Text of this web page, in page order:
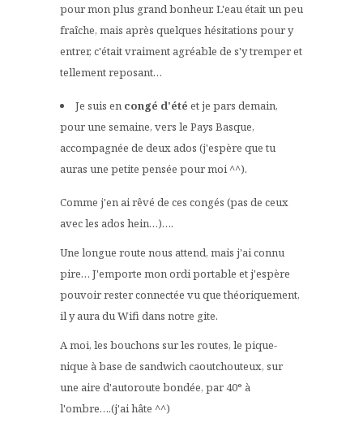
pour mon plus grand bonheur. L'eau était un peu
fraîche, mais après quelques hésitations pour y
entrer, c'était vraiment agréable de s'y tremper et
tellement reposant…
Je suis en congé d'été et je pars demain,
pour une semaine, vers le Pays Basque,
accompagnée de deux ados (j'espère que tu
auras une petite pensée pour moi ^^).
Comme j'en ai rêvé de ces congés (pas de ceux
avec les ados hein…)….
Une longue route nous attend, mais j'ai connu
pire… J'emporte mon ordi portable et j'espère
pouvoir rester connectée vu que théoriquement,
il y aura du Wifi dans notre gite.
A moi, les bouchons sur les routes, le pique-
nique à base de sandwich caoutchouteux, sur
une aire d'autoroute bondée, par 40° à
l'ombre….(j'ai hâte ^^)